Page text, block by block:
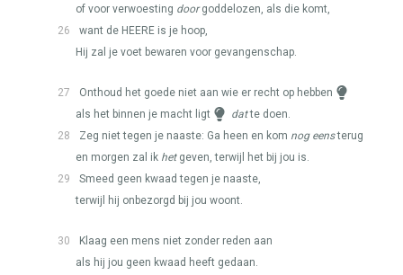
of voor verwoesting doorgoddelozen, als die komt,
26
want de HEERE is je hoop,
Hij zal je voet bewaren voor gevangenschap.
27
Onthoud het goede niet aan wie er recht op hebben
als het binnen je macht ligt
datte doen.
28
Zeg niet tegen je naaste: Ga heen en kom nog eensterug
en morgen zal ik hetgeven, terwijl het bij jou is.
29
Smeed geen kwaad tegen je naaste,
terwijl hij onbezorgd bij jou woont.
30
Klaag een mens niet zonder reden aan
als hij jou geen kwaad heeft gedaan.